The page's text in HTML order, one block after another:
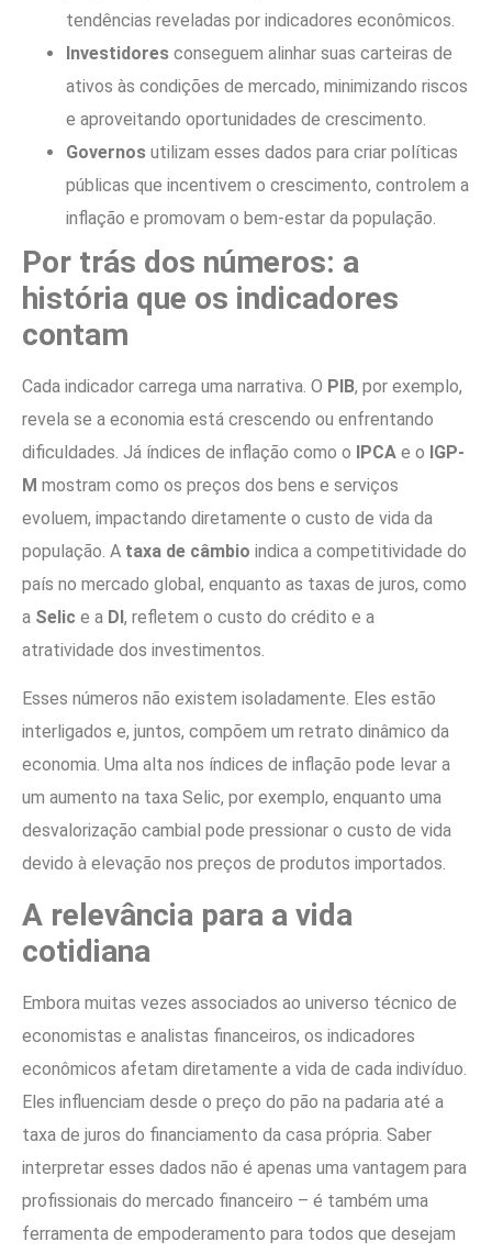
tendências reveladas por indicadores econômicos.
Investidores conseguem alinhar suas carteiras de
ativos às condições de mercado, minimizando riscos
e aproveitando oportunidades de crescimento.
Governos utilizam esses dados para criar políticas
públicas que incentivem o crescimento, controlem a
inflação e promovam o bem-estar da população.
Por trás dos números: a
história que os indicadores
contam
Cada indicador carrega uma narrativa. O PIB, por exemplo,
revela se a economia está crescendo ou enfrentando
dificuldades. Já índices de inflação como o IPCA e o IGP-
M mostram como os preços dos bens e serviços
evoluem, impactando diretamente o custo de vida da
população. A taxa de câmbio indica a competitividade do
país no mercado global, enquanto as taxas de juros, como
a Selic e a DI, refletem o custo do crédito e a
atratividade dos investimentos.
Esses números não existem isoladamente. Eles estão
interligados e, juntos, compõem um retrato dinâmico da
economia. Uma alta nos índices de inflação pode levar a
um aumento na taxa Selic, por exemplo, enquanto uma
desvalorização cambial pode pressionar o custo de vida
devido à elevação nos preços de produtos importados.
A relevância para a vida
cotidiana
Embora muitas vezes associados ao universo técnico de
economistas e analistas financeiros, os indicadores
econômicos afetam diretamente a vida de cada indivíduo.
Eles influenciam desde o preço do pão na padaria até a
taxa de juros do financiamento da casa própria. Saber
interpretar esses dados não é apenas uma vantagem para
profissionais do mercado financeiro – é também uma
ferramenta de empoderamento para todos que desejam